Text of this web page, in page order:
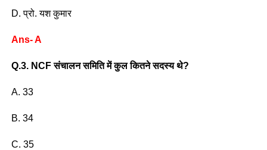
D. प्रो. यश कुमार
Ans- A
Q.3. NCF संचालन समिति में कुल कितने सदस्य थे?
A. 33
B. 34
C. 35